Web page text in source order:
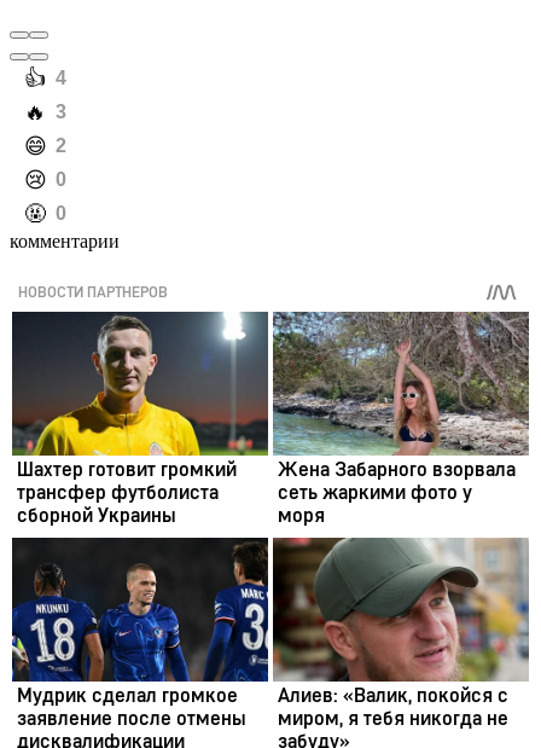
️👍 4
️🔥 3
️😄 2
️😢 0
️🤬 0
комментарии